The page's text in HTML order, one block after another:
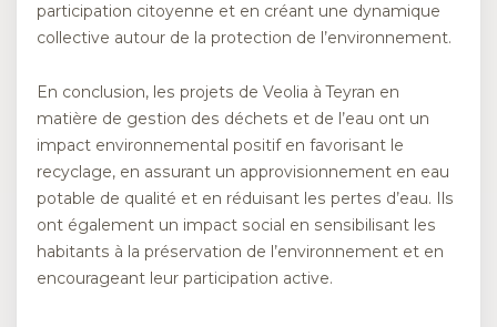
participation citoyenne et en créant une dynamique
collective autour de la protection de l’environnement.
En conclusion, les projets de Veolia à Teyran en
matière de gestion des déchets et de l’eau ont un
impact environnemental positif en favorisant le
recyclage, en assurant un approvisionnement en eau
potable de qualité et en réduisant les pertes d’eau. Ils
ont également un impact social en sensibilisant les
habitants à la préservation de l’environnement et en
encourageant leur participation active.